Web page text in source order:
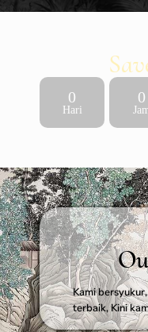
0
Hari
0
Kami
terbaik, Kini